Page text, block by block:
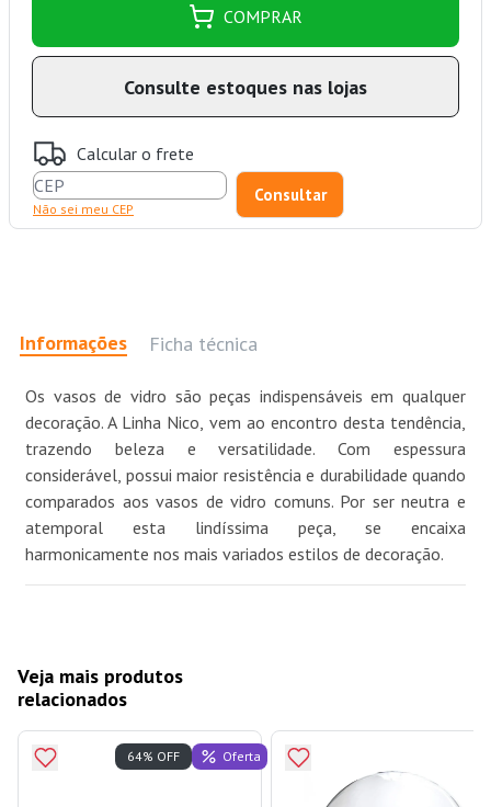
COMPRAR
Consulte estoques nas lojas
Calcular o frete
Não sei meu CEP
Informações Ficha técnica
Os vasos de vidro são peças indispensáveis em qualquer
decoração. A Linha Nico, vem ao encontro desta tendência,
trazendo beleza e versatilidade. Com espessura
considerável, possui maior resistência e durabilidade quando
comparados aos vasos de vidro comuns. Por ser neutra e
atemporal esta lindíssima peça, se encaixa
harmonicamente nos mais variados estilos de decoração.
Veja mais produtos
relacionados
64% OFF Oferta